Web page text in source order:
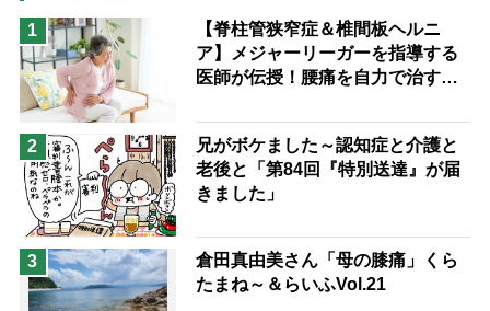
猫が母になつきません
息子の遠距離介護サバイバル術
兄がボケました
予防法
1
【脊柱管狭窄症＆椎間板ヘルニ
ア】メジャーリーガーを指導する
医師が伝授！腰痛を自力で治す運
2
兄がボケました～認知症と介護と
老後と「第84回『特別送達』が届
きました」
3
倉田真由美さん「母の膝痛」くら
たまね～＆らいふVol.21